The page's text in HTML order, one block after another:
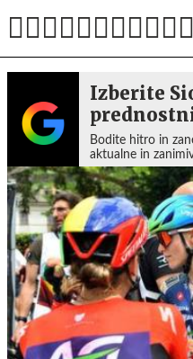
Izberite
Bodite hitro in
aktualne in